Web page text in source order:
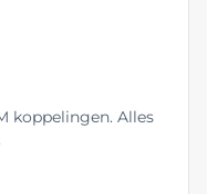
koppelingen. Alles